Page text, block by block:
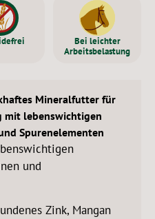
Bei leichter
Arbeitsbelastung
Mineralfutter für
mit lebenswichtigen
Spurenelementen
und
Zink, Mangan